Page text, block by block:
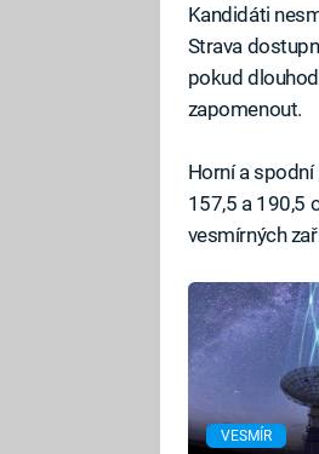
Kandidáti
Strava
pokud
zapomenout.
Horní a
157,5 a 190,5
vesmírných
VESMÍR